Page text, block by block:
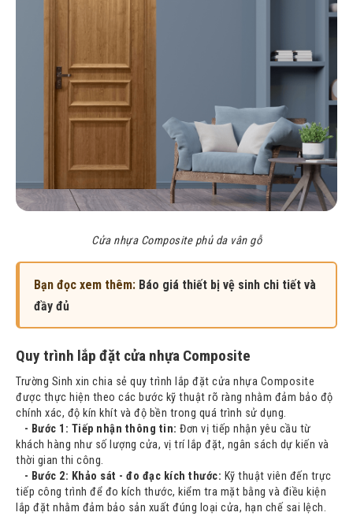
Cửa nhựa Composite phủ da vân gỗ
Bạn đọc xem thêm: Báo giá thiết bị vệ sinh chi tiết và
đầy đủ
Quy trình lắp đặt cửa nhựa Composite
Trường Sinh xin chia sẻ quy trình lắp đặt cửa nhựa Composite
được thực hiện theo các bước kỹ thuật rõ ràng nhằm đảm bảo độ
chính xác, độ kín khít và độ bền trong quá trình sử dụng.
- Bước 1: Tiếp nhận thông tin: Đơn vị tiếp nhận yêu cầu từ
khách hàng như số lượng cửa, vị trí lắp đặt, ngân sách dự kiến và
thời gian thi công.
- Bước 2: Khảo sát - đo đạc kích thước: Kỹ thuật viên đến trực
tiếp công trình để đo kích thước, kiểm tra mặt bằng và điều kiện
lắp đặt nhằm đảm bảo sản xuất đúng loại cửa, hạn chế sai lệch.